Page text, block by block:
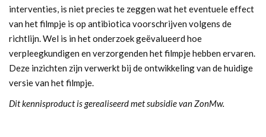
interventies, is niet precies te zeggen wat het eventuele effect
van het filmpje is op antibiotica voorschrijven volgens de
richtlijn. Wel is in het onderzoek geëvalueerd hoe
verpleegkundigen en verzorgenden het filmpje hebben ervaren.
Deze inzichten zijn verwerkt bij de ontwikkeling van de huidige
versie van het filmpje.
Dit kennisproduct is gerealiseerd met subsidie van ZonMw.